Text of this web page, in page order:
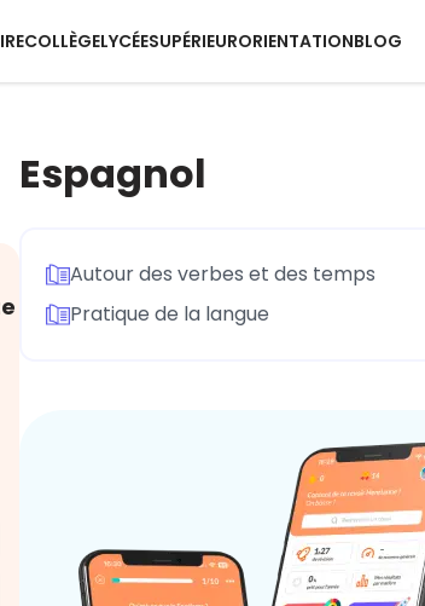
COLLÈGELYCÉESUPÉRIEURORIENTATIONBLOG
Espagnol
Autour des verbes et des temps
Pratique de la langue